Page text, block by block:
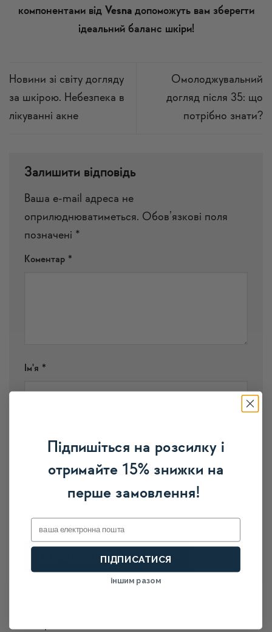
компонентами від Vesnaдопоможуть вам зберегти
ідеальний баланс шкіри!
Новини зі світу догляду
за шкірою. Небезпека в
лікуванні акне
Омолоджувальний
догляд після 35: що
потрібно знати?
Залишити відповідь
Ваша e-mail адреса не
оприлюднюватиметься. Обов’язкові поля
позначені *
Коментар *
Ім'я *
Категорії
Підпишіться на розсилку і
отримайте 15% знижки на
перше замовлення!
Email
ПІДПИСАТИСЯ
іншим разом